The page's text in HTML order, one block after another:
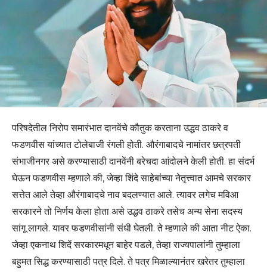
परिषदेतील निरोप समारंभात दानवेंचे कौतुक करताना उद्धव ठाकरे व
फडणवीस यांच्यात टोलेबाजी रंगली होती. औरंगाबादचे नामांतर छत्रपती
संभाजीनगर असे करण्यासाठी दानवेंनी बरेचदा आंदोलने केली होती. हा संदर्भ
घेऊन फडणवीस म्हणाले की, जेव्हा शिंदे साहेबांच्या नेतृत्त्वात आमचे सरकार
सत्तेत आले तेव्हा औरंगाबादचे नाव बदलण्यात आले. त्यावर लगेच मविआ
सरकारने तो निर्णय केला होता असे उद्धव ठाकरे तसेच अन्य सेना सदस्य
सांगू लागले. यावर फडणवीसांनी संधी घेतली. ते म्हणाले की आता नीट ऐका.
जेव्हा एकनाथ शिदें सरकारमधून बाहेर पडले, तेव्हा राज्यपालांनी तुम्हाला
बहुमत सिद्ध करण्यासाठी पत्र दिले. ते पत्र मिळाल्यानंतर खरेतर तुम्हाला